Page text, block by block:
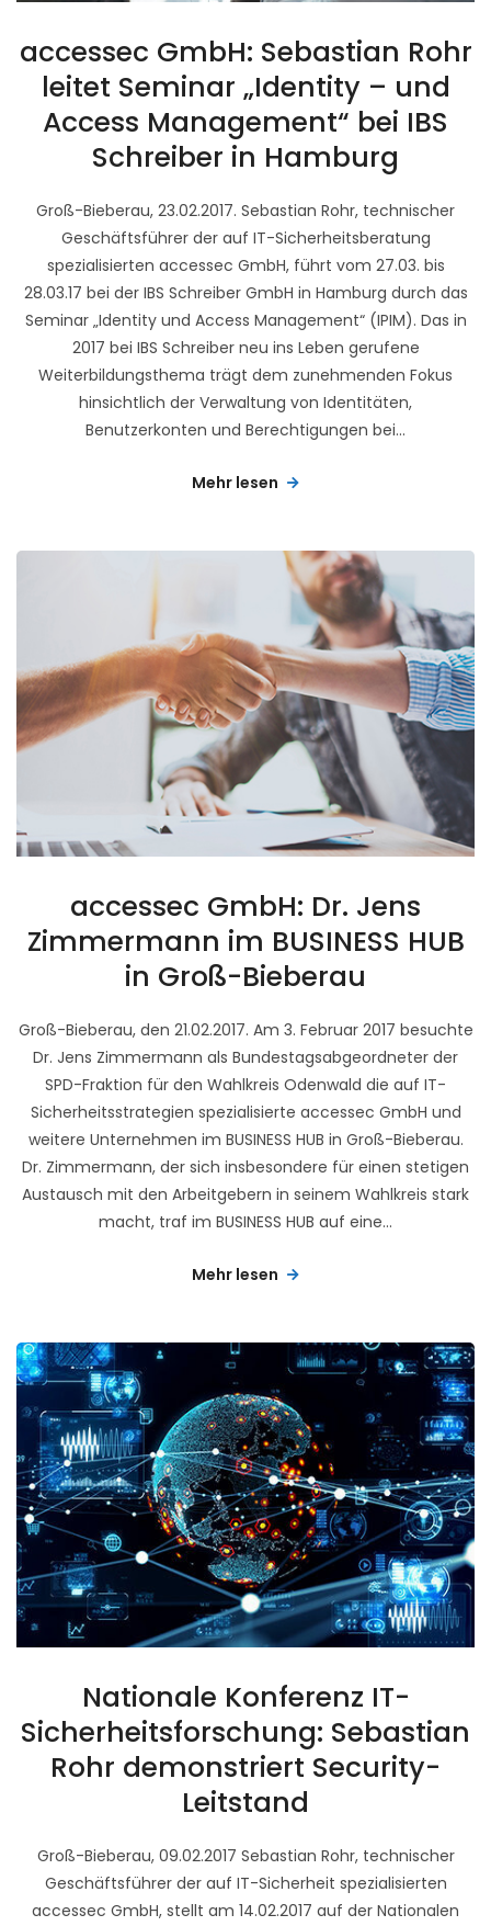
accessec GmbH: Sebastian Rohr
leitet Seminar „Identity – und
Access Management“ bei IBS
Schreiber in Hamburg
Groß-Bieberau, 23.02.2017. Sebastian Rohr, technischer
Geschäftsführer der auf IT-Sicherheitsberatung
spezialisierten accessec GmbH, führt vom 27.03. bis
28.03.17 bei der IBS Schreiber GmbH in Hamburg durch das
Seminar „Identity und Access Management“ (IPIM). Das in
2017 bei IBS Schreiber neu ins Leben gerufene
Weiterbildungsthema trägt dem zunehmenden Fokus
hinsichtlich der Verwaltung von Identitäten,
Benutzerkonten und Berechtigungen bei...
Mehr lesen
accessec GmbH: Dr. Jens
Zimmermann im BUSINESS HUB
in Groß-Bieberau
Groß-Bieberau, den 21.02.2017. Am 3. Februar 2017 besuchte
Dr. Jens Zimmermann als Bundestagsabgeordneter der
SPD-Fraktion für den Wahlkreis Odenwald die auf IT-
Sicherheitsstrategien spezialisierte accessec GmbH und
weitere Unternehmen im BUSINESS HUB in Groß-Bieberau.
Dr. Zimmermann, der sich insbesondere für einen stetigen
Austausch mit den Arbeitgebern in seinem Wahlkreis stark
macht, traf im BUSINESS HUB auf eine...
Mehr lesen
Nationale Konferenz IT-
Sicherheitsforschung: Sebastian
Rohr demonstriert Security-
Leitstand
Groß-Bieberau, 09.02.2017 Sebastian Rohr, technischer
Geschäftsführer der auf IT-Sicherheit spezialisierten
accessec GmbH, stellt am 14.02.2017 auf der Nationalen